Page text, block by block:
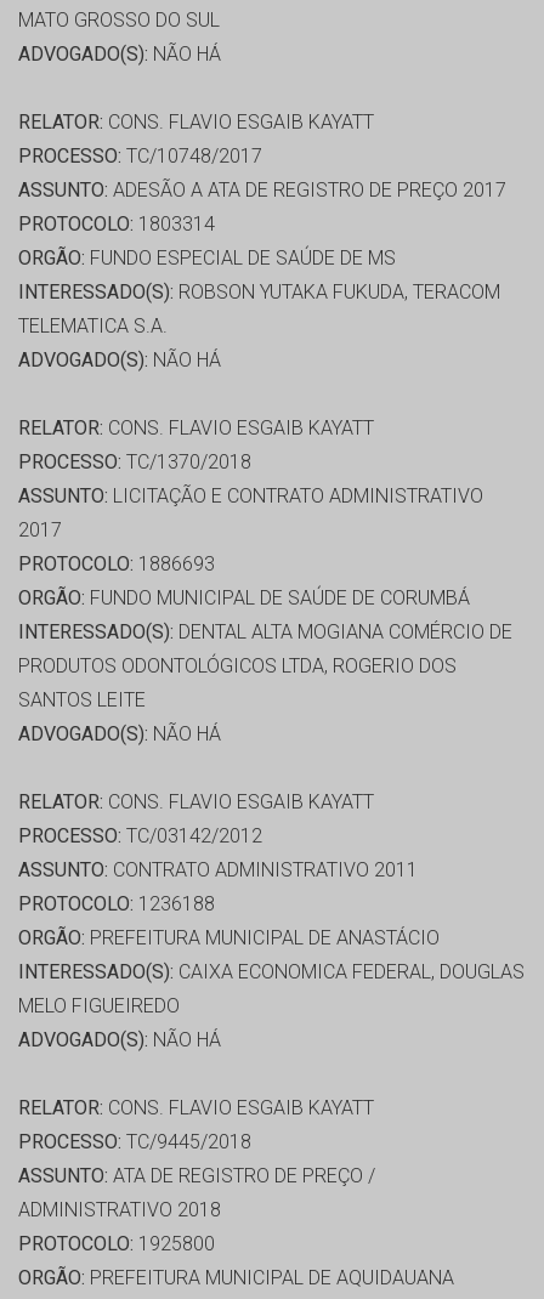
MATO GROSSO DO SUL
ADVOGADO(S): NÃO HÁ
RELATOR: CONS. FLAVIO ESGAIB KAYATT
PROCESSO: TC/10748/2017
ASSUNTO: ADESÃO A ATA DE REGISTRO DE PREÇO 2017
PROTOCOLO: 1803314
ORGÃO: FUNDO ESPECIAL DE SAÚDE DE MS
INTERESSADO(S): ROBSON YUTAKA FUKUDA, TERACOM
TELEMATICA S.A.
ADVOGADO(S): NÃO HÁ
RELATOR: CONS. FLAVIO ESGAIB KAYATT
PROCESSO: TC/1370/2018
ASSUNTO: LICITAÇÃO E CONTRATO ADMINISTRATIVO
2017
PROTOCOLO: 1886693
ORGÃO: FUNDO MUNICIPAL DE SAÚDE DE CORUMBÁ
INTERESSADO(S): DENTAL ALTA MOGIANA COMÉRCIO DE
PRODUTOS ODONTOLÓGICOS LTDA, ROGERIO DOS
SANTOS LEITE
ADVOGADO(S): NÃO HÁ
RELATOR: CONS. FLAVIO ESGAIB KAYATT
PROCESSO: TC/03142/2012
ASSUNTO: CONTRATO ADMINISTRATIVO 2011
PROTOCOLO: 1236188
ORGÃO: PREFEITURA MUNICIPAL DE ANASTÁCIO
INTERESSADO(S): CAIXA ECONOMICA FEDERAL, DOUGLAS
MELO FIGUEIREDO
ADVOGADO(S): NÃO HÁ
RELATOR: CONS. FLAVIO ESGAIB KAYATT
PROCESSO: TC/9445/2018
ASSUNTO: ATA DE REGISTRO DE PREÇO /
ADMINISTRATIVO 2018
PROTOCOLO: 1925800
ORGÃO: PREFEITURA MUNICIPAL DE AQUIDAUANA